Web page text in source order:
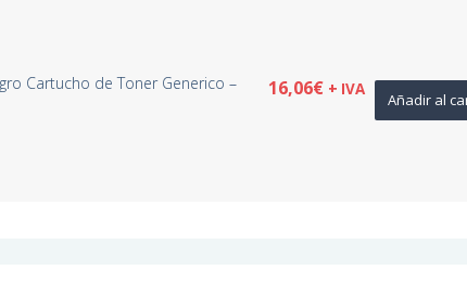
Cartucho de Toner Generico –
16,06€ + IVA
Añadir al